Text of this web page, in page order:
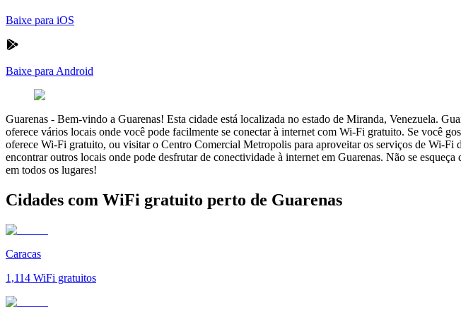
Baixe para iOS
Baixe para Android
Guarenas - Bem-vindo a Guarenas! Esta cidade está localizada no estado de Miranda, Venezuela.
oferece vários locais onde você pode facilmente se conectar à internet com Wi-Fi gratuito. Se você
oferece Wi-Fi gratuito, ou visitar o Centro Comercial Metropolis para aproveitar os serviços de Wi-Fi
encontrar outros locais onde pode desfrutar de conectividade à internet em Guarenas. Não se
em todos os lugares!
Cidades com WiFi gratuito perto de Guarenas
Caracas
1,114 WiFi gratuitos